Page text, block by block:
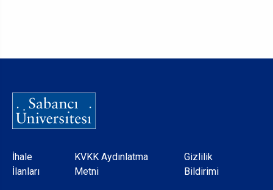
Dipnot
İhale
İlanları
KVKK Aydınlatma
Metni
Gizlilik
Bildirimi